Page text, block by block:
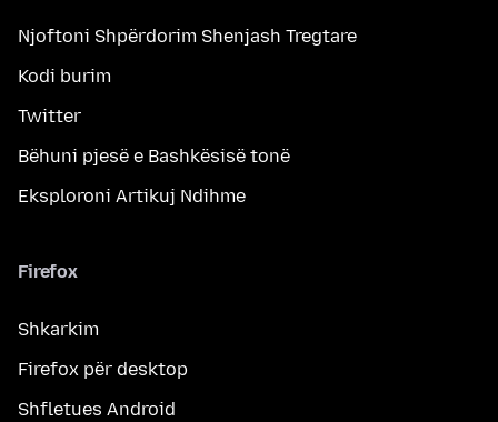
Njoftoni Shpërdorim Shenjash Tregtare
Kodi burim
Twitter
Bëhuni pjesë e Bashkësisë tonë
Eksploroni Artikuj Ndihme
Firefox
Shkarkim
Firefox për desktop
Shfletues Android